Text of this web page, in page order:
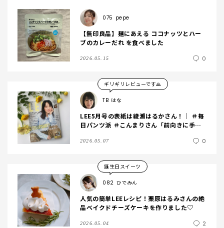
075 pepe
【無印良品】麺にあえる ココナッツとハー
ブのカレーだれ を食べました
2026.05.15 0
TB はな
ギリギリレビューです🙏
LEE5月号の表紙は綾瀬はるかさん！│ ＃毎
日パンツ派 ＃こんまりさん「前向きに手放
2026.05.07 0
082 ひでみん
誕生日スイーツ
人気の簡単LEEレシピ！栗原はるみさんの絶
品ベイクドチーズケーキを作りました♡
2026.05.04 2